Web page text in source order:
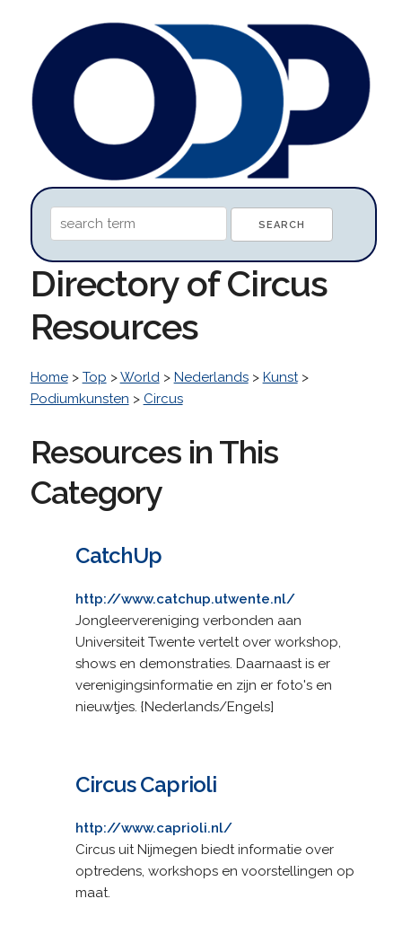
Directory of Circus
Resources
Home> Top >World> Nederlands> Kunst>
Podiumkunsten > Circus
Resources in This
Category
CatchUp
http://www.catchup.utwente.nl/
Jongleervereniging verbonden aan
Universiteit Twente vertelt over workshop,
shows en demonstraties. Daarnaast is er
verenigingsinformatie en zijn er foto's en
nieuwtjes. {Nederlands/Engels]
Circus Caprioli
http://www.caprioli.nl/
Circus uit Nijmegen biedt informatie over
optredens, workshops en voorstellingen op
maat.